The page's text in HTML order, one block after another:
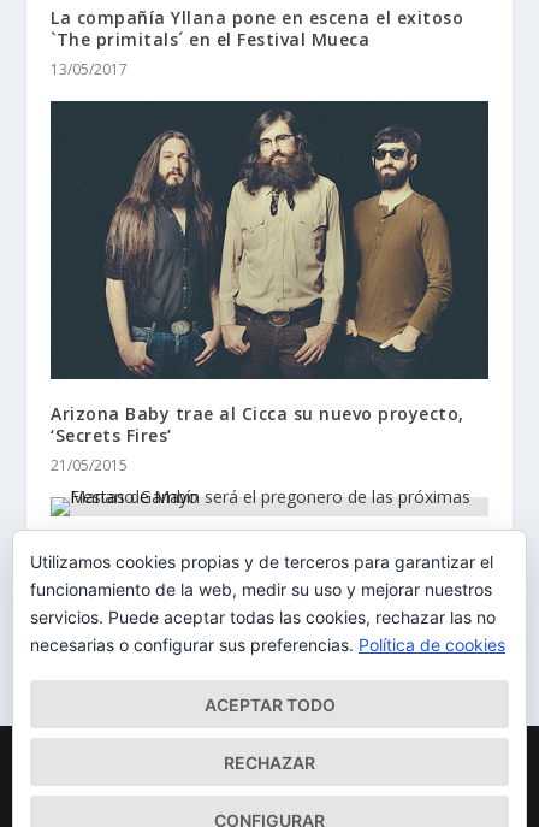
La compañía Yllana pone en escena el exitoso
`The primitals´ en el Festival Mueca
13/05/2017
Arizona Baby trae al Cicca su nuevo proyecto,
‘Secrets Fires’
21/05/2015
Mariano Gambín será el pregonero de las
próximas Fiestas de Mayo
24/02/2016
Elegant Themes| Desarrollado por
Mapa del Sitio Aviso Legal
Política de cookies
Quiénes somos
Utilizamos cookies propias y de terceros para garantizar el
funcionamiento de la web, medir su uso y mejorar nuestros
servicios. Puede aceptar todas las cookies, rechazar las no
necesarias o configurar sus preferencias. Política de cookies
ACEPTAR TODO
RECHAZAR
CONFIGURAR